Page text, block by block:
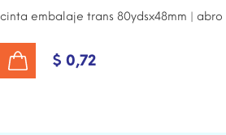
cinta embalaje trans 80ydsx48mm | abro
$ 0,72